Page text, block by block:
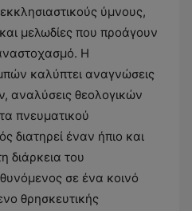
ύμνους,
μελωδίες που προάγουν
Η
καλύπτει αναγνώσεις
αναλύσεις θεολογικών
πνευματικού
διατηρεί έναν ήπιο και
διάρκεια του
σε ένα κοινό
θρησκευτικής